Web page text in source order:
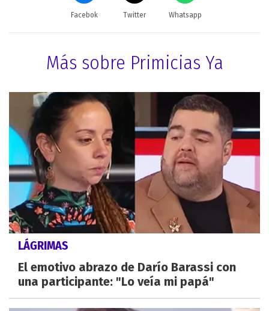
Facebok Twitter Whatsapp
Más sobre Primicias Ya
LÁGRIMAS
El emotivo abrazo de Darío Barassi con
una participante: "Lo veía mi papá"